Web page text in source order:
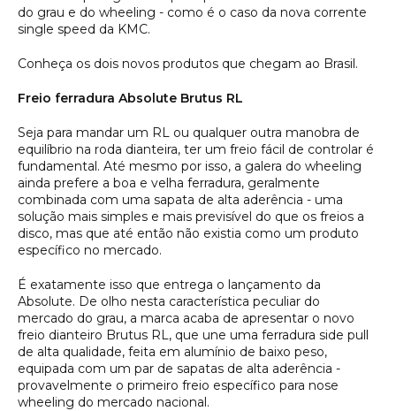
do grau e do wheeling - como é o caso da nova corrente
single speed da KMC.
Conheça os dois novos produtos que chegam ao Brasil.
Freio ferradura Absolute Brutus RL
Seja para mandar um RL ou qualquer outra manobra de
equilíbrio na roda dianteira, ter um freio fácil de controlar é
fundamental. Até mesmo por isso, a galera do wheeling
ainda prefere a boa e velha ferradura, geralmente
combinada com uma sapata de alta aderência - uma
solução mais simples e mais previsível do que os freios a
disco, mas que até então não existia como um produto
específico no mercado.
É exatamente isso que entrega o lançamento da
Absolute. De olho nesta característica peculiar do
mercado do grau, a marca acaba de apresentar o novo
freio dianteiro Brutus RL, que une uma ferradura side pull
de alta qualidade, feita em alumínio de baixo peso,
equipada com um par de sapatas de alta aderência -
provavelmente o primeiro freio específico para nose
wheeling do mercado nacional.